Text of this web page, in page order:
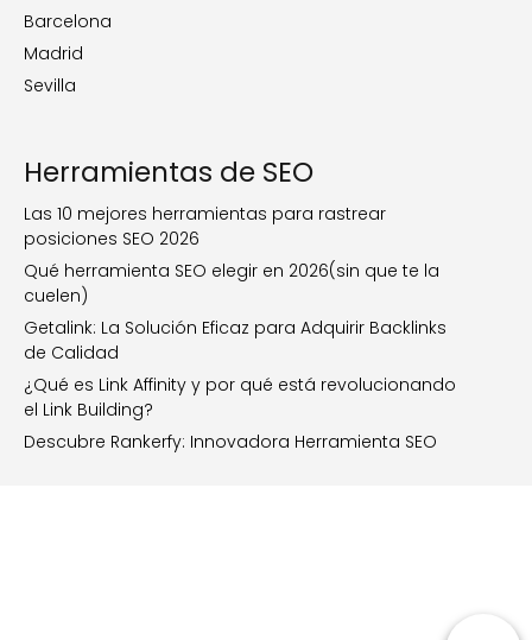
Barcelona
Madrid
Sevilla
Herramientas de SEO
Las 10 mejores herramientas para rastrear
posiciones SEO 2026
Qué herramienta SEO elegir en 2026(sin que te la
cuelen)
Getalink: La Solución Eficaz para Adquirir Backlinks
de Calidad
¿Qué es Link Affinity y por qué está revolucionando
el Link Building?
Descubre Rankerfy: Innovadora Herramienta SEO